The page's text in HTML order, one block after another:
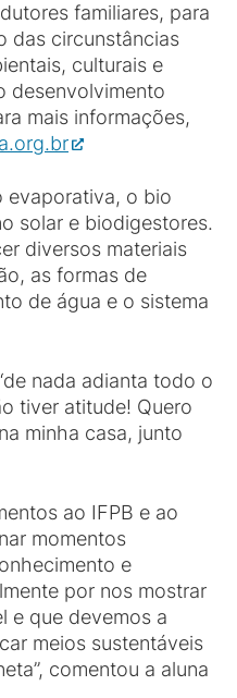
familiares, para
das circunstâncias
culturais e
desenvolvimento
mais informações,
evaporativa, o bio
solar e biodigestores.
diversos materiais
as formas de
de água e o sistema
nada adianta todo o
tiver atitude! Quero
minha casa, junto
ao IFPB e ao
momentos
e
por nos mostrar
e que devemos a
meios sustentáveis
comentou a aluna